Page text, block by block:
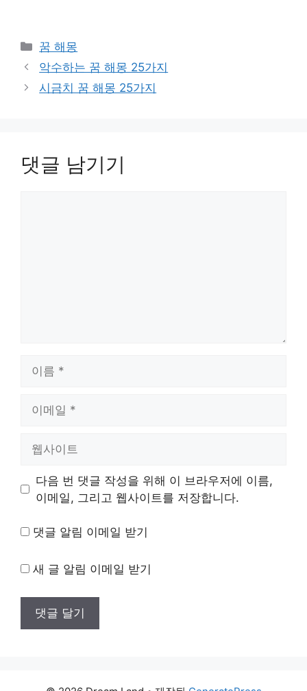
카
테
고
리
꿈 해몽
악수하는 꿈 해몽 25가지
시금치 꿈 해몽 25가지
댓글 남기기
트
다음 번 댓글 작성을 위해 이 브라우저에 이름,
이메일, 그리고 웹사이트를 저장합니다.
댓글 알림 이메일 받기
새 글 알림 이메일 받기